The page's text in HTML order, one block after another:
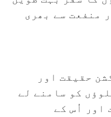
منفعت سے بھری
حقیقت اور
کو سامنے لے
اور اُس کے